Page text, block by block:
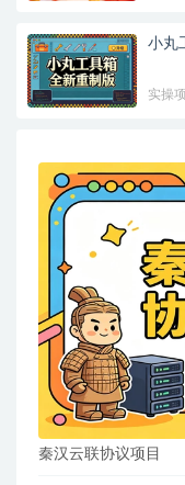
小丸
实操
秦汉云联协议项目